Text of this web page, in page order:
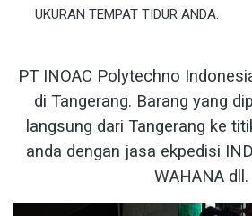
UKURAN TEMPAT TIDUR ANDA.
PT INOAC Polytechno
di Tangerang. Barang yang
langsung dari Tangerang ke
anda dengan jasa ekpedisi
WAHANA dll.